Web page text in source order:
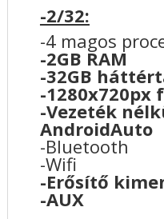
-2/32:
-4 magos
-2GB RAM
-32GB
-1280x720px
-Vezeték
AndroidAuto
-Bluetooth
-Wifi
-Erősítő
-AUX